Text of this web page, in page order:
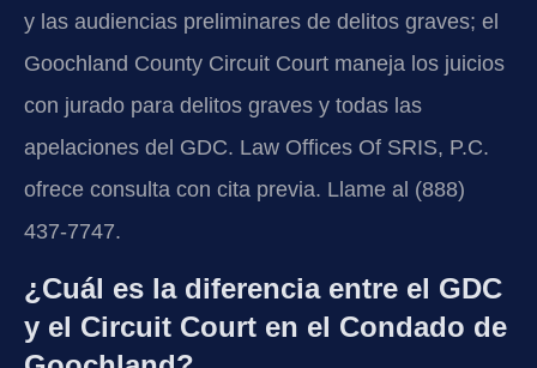
y las audiencias preliminares de delitos graves; el
Goochland County Circuit Court maneja los juicios
con jurado para delitos graves y todas las
apelaciones del GDC. Law Offices Of SRIS, P.C.
ofrece consulta con cita previa. Llame al (888)
437-7747.
¿Cuál es la diferencia entre el GDC
y el Circuit Court en el Condado de